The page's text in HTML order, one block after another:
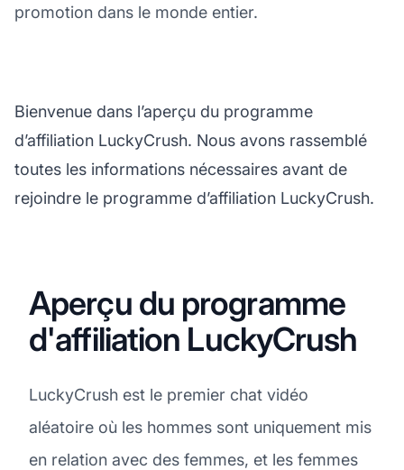
promotion dans le monde entier.
Bienvenue dans l’aperçu du programme
d’affiliation LuckyCrush. Nous avons rassemblé
toutes les informations nécessaires avant de
rejoindre le programme d’affiliation LuckyCrush.
Aperçu du programme
d'affiliation LuckyCrush
LuckyCrush est le premier chat vidéo
aléatoire où les hommes sont uniquement mis
en relation avec des femmes, et les femmes